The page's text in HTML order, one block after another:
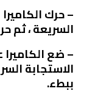
–حرك
السريعة ، ثم
–
الاستجابة
ببطء.